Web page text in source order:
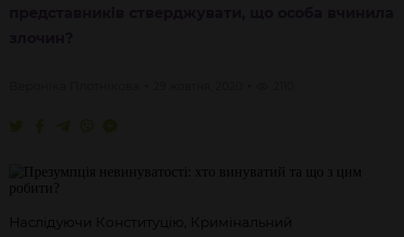
Наслідуючи Конституцію, Кримінальний